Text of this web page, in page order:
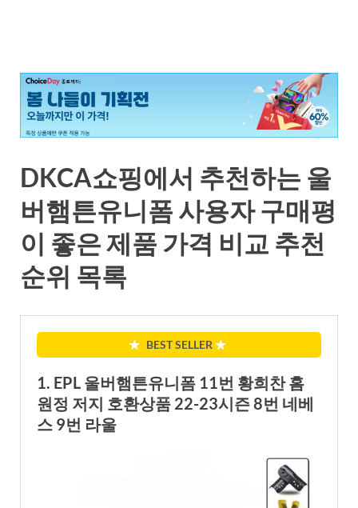
DKCA쇼핑에서 추천하는 울
버햄튼유니폼 사용자 구매평
이 좋은 제품 가격 비교 추천
순위 목록
★ BEST SELLER ★
1. EPL 울버햄튼유니폼 11번 황희찬 홈
원정 저지 호환상품 22-23시즌 8번 네베
스 9번 라울